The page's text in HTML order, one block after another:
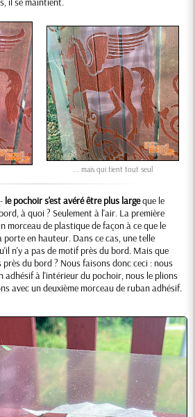
... mais qui tient tout seul
le pochoir s'est avéré être plus largeque le
à quoi ? Seulement à l'air. La première
morceau de plastique de façon à ce que le
en hauteur. Dans ce cas, une telle
n'y a pas de motif près du bord. Mais que
du bord ? Nous faisons donc ceci : nous
adhésif à l'intérieur du pochoir, nous le plions
avec un deuxième morceau de ruban adhésif.